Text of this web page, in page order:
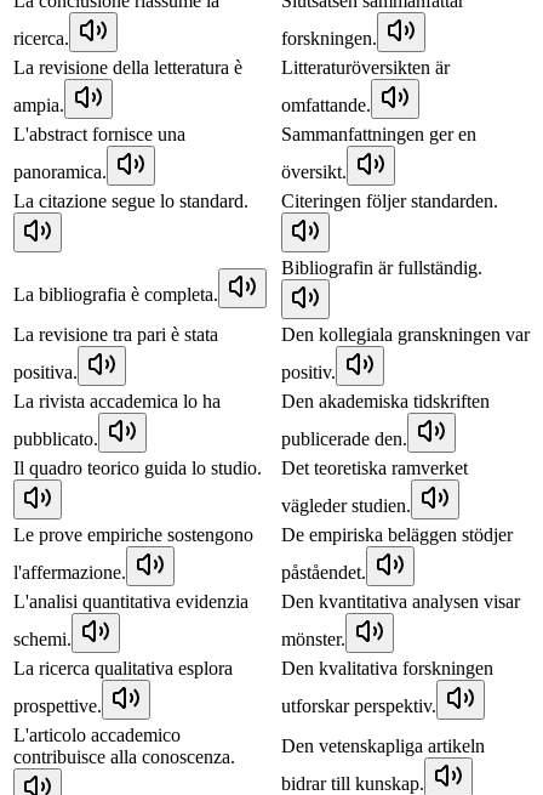
ricerca.
forskningen.
La revisione della letteratura è
ampia.
Litteraturöversikten är
omfattande.
L'abstract fornisce una
panoramica.
Sammanfattningen ger en
översikt.
La citazione segue lo standard.
Citeringen följer standarden.
La bibliografia è completa.
Bibliografin är fullständig.
La revisione tra pari è stata
positiva.
Den kollegiala granskningen var
positiv.
La rivista accademica lo ha
pubblicato.
Den akademiska tidskriften
publicerade den.
Il quadro teorico guida lo studio.
Det teoretiska ramverket
vägleder studien.
Le prove empiriche sostengono
l'affermazione.
De empiriska beläggen stödjer
påståendet.
L'analisi quantitativa evidenzia
schemi.
Den kvantitativa analysen visar
mönster.
La ricerca qualitativa esplora
prospettive.
Den kvalitativa forskningen
utforskar perspektiv.
L'articolo accademico
contribuisce alla conoscenza.
Den vetenskapliga artikeln
bidrar till kunskap.